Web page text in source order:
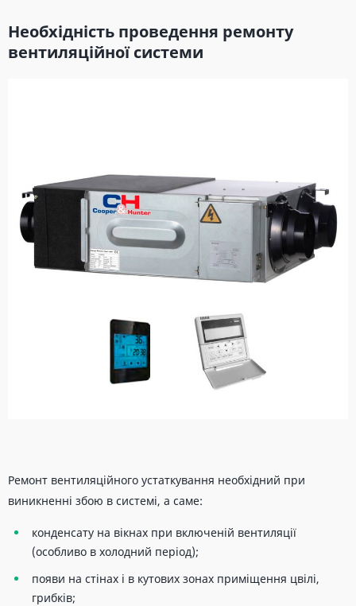
Необхідність проведення ремонту
вентиляційної системи
Ремонт вентиляційного устаткування необхідний при
виникненні збою в системі, а саме:
конденсату на вікнах при включеній вентиляції
(особливо в холодний період);
появи на стінах і в кутових зонах приміщення цвілі,
грибків;